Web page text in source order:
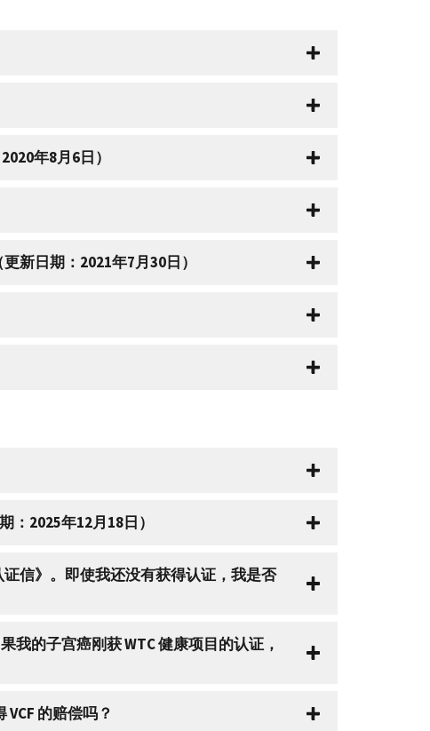
年8月6日）
新日期：2021年7月30日）
2025年12月18日）
信》。即使我还没有获得认证，我是否
我的子宫癌刚获 WTC 健康项目的认证，
的赔偿吗？